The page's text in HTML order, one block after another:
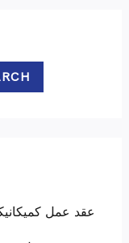
عقد عمل كميكانيكي